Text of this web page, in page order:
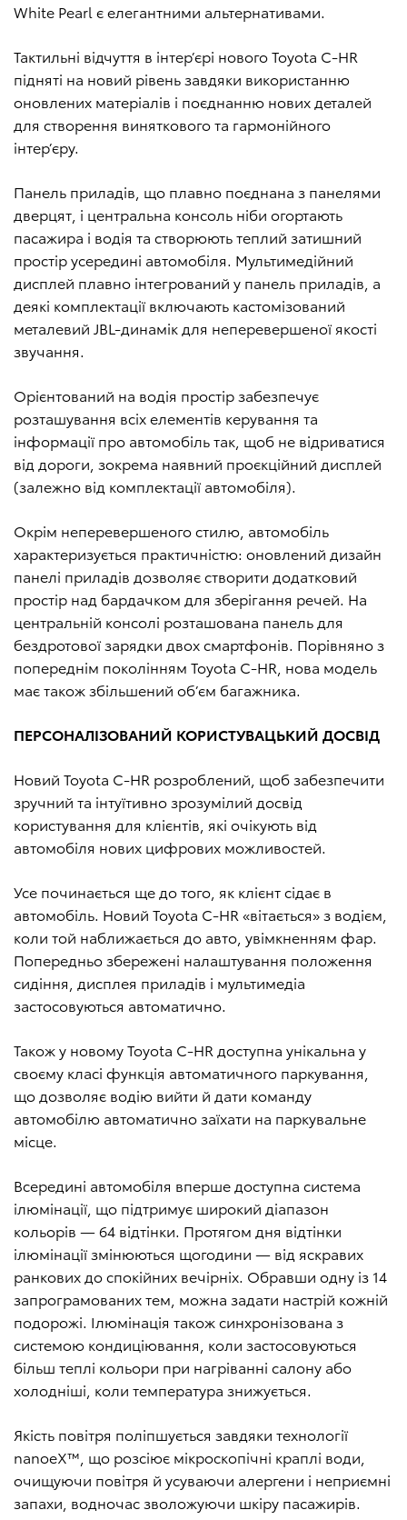
White Pearl є елегантними альтернативами.
Тактильні відчуття в інтер’єрі нового Toyota C-HR
підняті на новий рівень завдяки використанню
оновлених матеріалів і поєднанню нових деталей
для створення виняткового та гармонійного
інтер’єру.
Панель приладів, що плавно поєднана з панелями
дверцят, і центральна консоль ніби огортають
пасажира і водія та створюють теплий затишний
простір усередині автомобіля. Мультимедійний
дисплей плавно інтегрований у панель приладів, а
деякі комплектації включають кастомізований
металевий JBL-динамік для неперевершеної якості
звучання.
Орієнтований на водія простір забезпечує
розташування всіх елементів керування та
інформації про автомобіль так, щоб не відриватися
від дороги, зокрема наявний проєкційний дисплей
(залежно від комплектації автомобіля).
Окрім неперевершеного стилю, автомобіль
характеризується практичністю: оновлений дизайн
панелі приладів дозволяє створити додатковий
простір над бардачком для зберігання речей. На
центральній консолі розташована панель для
бездротової зарядки двох смартфонів. Порівняно з
попереднім поколінням Toyota C-HR, нова модель
має також збільшений об’єм багажника.
ПЕРСОНАЛІЗОВАНИЙ КОРИСТУВАЦЬКИЙ ДОСВІД
Новий Toyota C-HR розроблений, щоб забезпечити
зручний та інтуїтивно зрозумілий досвід
користування для клієнтів, які очікують від
автомобіля нових цифрових можливостей.
Усе починається ще до того, як клієнт сідає в
автомобіль. Новий Toyota C-HR «вітається» з водієм,
коли той наближається до авто, увімкненням фар.
Попередньо збережені налаштування положення
сидіння, дисплея приладів і мультимедіа
застосовуються автоматично.
Також у новому Toyota C-HR доступна унікальна у
своєму класі функція автоматичного паркування,
що дозволяє водію вийти й дати команду
автомобілю автоматично заїхати на паркувальне
місце.
Всередині автомобіля вперше доступна система
ілюмінації, що підтримує широкий діапазон
кольорів — 64 відтінки. Протягом дня відтінки
ілюмінації змінюються щогодини — від яскравих
ранкових до спокійних вечірніх. Обравши одну із 14
запрограмованих тем, можна задати настрій кожній
подорожі. Ілюмінація також синхронізована з
системою кондиціювання, коли застосовуються
більш теплі кольори при нагріванні салону або
холодніші, коли температура знижується.
Якість повітря поліпшується завдяки технології
nanoeX™, що розсіює мікроскопічні краплі води,
очищуючи повітря й усуваючи алергени і неприємні
запахи, водночас зволожуючи шкіру пасажирів.